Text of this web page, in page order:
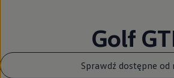
Golf
Sprawdź dostępne od